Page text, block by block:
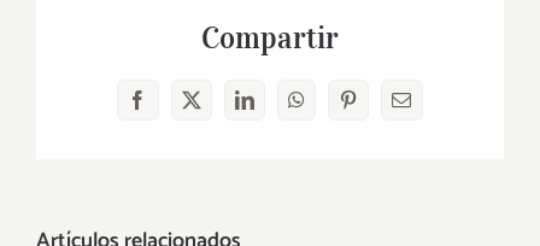
Compartir
Facebook
X LinkedInWhatsAppPinterestCorreo